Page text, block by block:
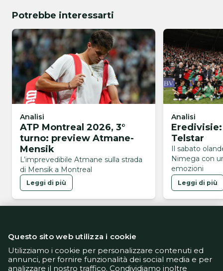
Potrebbe interessarti
Analisi
ATP Montreal 2026, 3°
turno: preview Atmane-
Mensik
L’imprevedibile Atmane sulla strada
di Mensik a Montreal
Leggi di più
Analisi
Telstar
Il sabato
Nimega con
emozioni
Leggi di più
Questo sito web utilizza i cookie
Utilizziamo i cookie per personalizzare contenuti ed
annunci, per fornire funzionalità dei social media e per
analizzare il nostro traffico. Condividiamo inoltre